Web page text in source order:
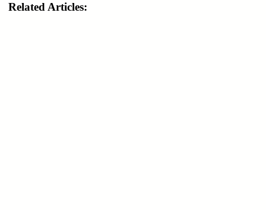
Related Articles: